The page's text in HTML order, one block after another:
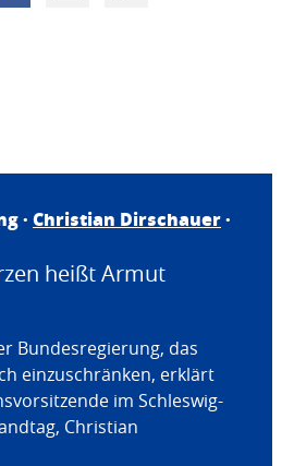
· Christian Dirschauer·
heißt Armut
Bundesregierung, das
einzuschränken, erklärt
im Schleswig-
Christian